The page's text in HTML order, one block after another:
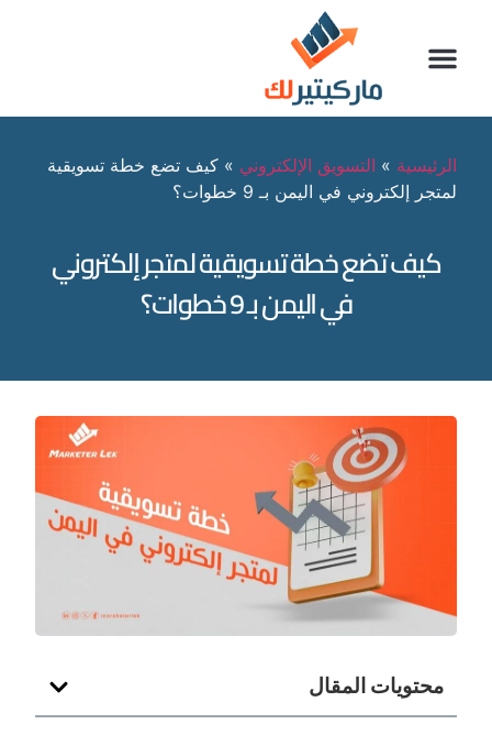
الرئيسية » التسويق الإلكتروني » كيف تضع خطة تسويقية
لمتجر إلكتروني في اليمن بـ 9 خطوات؟
كيف تضع خطة تسويقية لمتجر إلكتروني
في اليمن بـ 9 خطوات؟
محتويات المقال